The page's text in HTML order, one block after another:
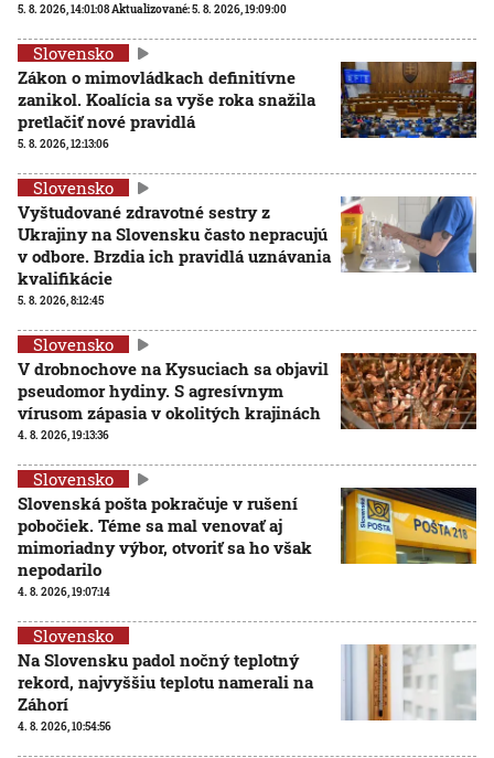
5. 8. 2026, 14:01:08Aktualizované:5. 8. 2026, 19:09:00
Slovensko
Zákon o mimovládkach definitívne
zanikol. Koalícia sa vyše roka snažila
pretlačiť nové pravidlá
5. 8. 2026, 12:13:06
Slovensko
Vyštudované zdravotné sestry z
Ukrajiny na Slovensku často nepracujú
v odbore. Brzdia ich pravidlá uznávania
kvalifikácie
5. 8. 2026, 8:12:45
Slovensko
V drobnochove na Kysuciach sa objavil
pseudomor hydiny. S agresívnym
vírusom zápasia v okolitých krajinách
4. 8. 2026, 19:13:36
Slovensko
Slovenská pošta pokračuje v rušení
pobočiek. Téme sa mal venovať aj
mimoriadny výbor, otvoriť sa ho však
nepodarilo
4. 8. 2026, 19:07:14
Slovensko
Na Slovensku padol nočný teplotný
rekord, najvyššiu teplotu namerali na
Záhorí
4. 8. 2026, 10:54:56